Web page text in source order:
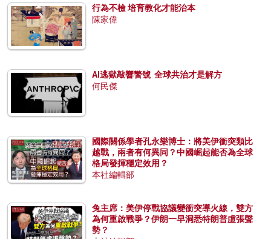
行為不檢 培育教化才能治本
陳家偉
AI逃獄敲響警號 全球共治才是解方
何民傑
國際關係學者孔永樂博士：將美伊衝突類比
越戰，兩者有何異同？中國崛起能否為全球
格局發揮穩定效用？
本社編輯部
兔主席：美伊停戰協議變衝突導火線，雙方
為何重啟戰爭？伊朗一早洞悉特朗普虛張聲
勢？